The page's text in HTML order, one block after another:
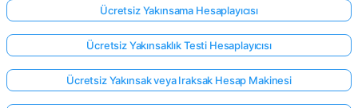
Henüz
Soru
Yok
Ücretsiz Yakınsama Hesaplayıcısı
Ücretsiz Yakınsaklık Testi Hesaplayıcısı
Ücretsiz Yakınsak veya Iraksak Hesap Makinesi